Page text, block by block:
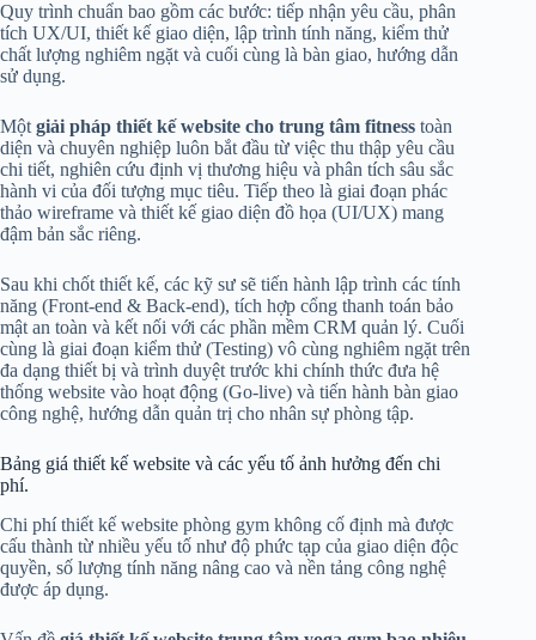
Quy trình chuẩn bao gồm các bước: tiếp nhận yêu cầu, phân
tích UX/UI, thiết kế giao diện, lập trình tính năng, kiểm thử
chất lượng nghiêm ngặt và cuối cùng là bàn giao, hướng dẫn
sử dụng.
Một giải pháp thiết kế website cho trung tâm fitness toàn
diện và chuyên nghiệp luôn bắt đầu từ việc thu thập yêu cầu
chi tiết, nghiên cứu định vị thương hiệu và phân tích sâu sắc
hành vi của đối tượng mục tiêu. Tiếp theo là giai đoạn phác
thảo wireframe và thiết kế giao diện đồ họa (UI/UX) mang
đậm bản sắc riêng.
Sau khi chốt thiết kế, các kỹ sư sẽ tiến hành lập trình các tính
năng (Front-end & Back-end), tích hợp cổng thanh toán bảo
mật an toàn và kết nối với các phần mềm CRM quản lý. Cuối
cùng là giai đoạn kiểm thử (Testing) vô cùng nghiêm ngặt trên
đa dạng thiết bị và trình duyệt trước khi chính thức đưa hệ
thống website vào hoạt động (Go-live) và tiến hành bàn giao
công nghệ, hướng dẫn quản trị cho nhân sự phòng tập.
Bảng giá thiết kế website và các yếu tố ảnh hưởng đến chi
phí.
Chi phí thiết kế website phòng gym không cố định mà được
cấu thành từ nhiều yếu tố như độ phức tạp của giao diện độc
quyền, số lượng tính năng nâng cao và nền tảng công nghệ
được áp dụng.